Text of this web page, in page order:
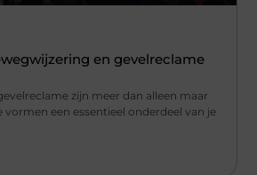
en gevelreclame
zijn meer dan alleen maar
vormen een essentieel onderdeel van je